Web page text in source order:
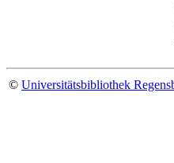
© Universitätsbibliothek